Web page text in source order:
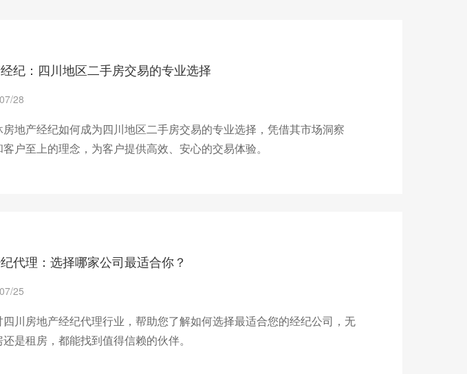
纪：四川地区二手房交易的专业选择
28
地产经纪如何成为四川地区二手房交易的专业选择，凭借其市场洞察
户至上的理念，为客户提供高效、安心的交易体验。
代理：选择哪家公司最适合你？
25
川房地产经纪代理行业，帮助您了解如何选择最适合您的经纪公司，无
是租房，都能找到值得信赖的伙伴。